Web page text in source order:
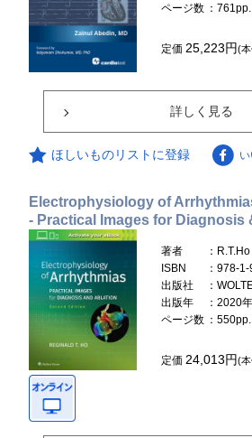
ページ数 ：761pp.
定価 25,223円(
詳しく見る
ほしいものリストに登録
Electrophysiology of
- Practical Images for Diagnosis
著者
：R.T.Ho
ISBN
：978-
出版社
：
出版年
：2020年
ページ数 ：550pp.
定価24,013円(